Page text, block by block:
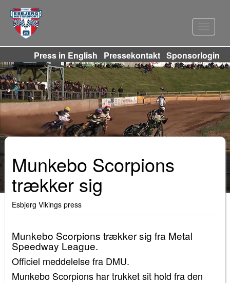
Sponsorlogin
Pressekontakt
Press in English
Munkebo Scorpions
trækker sig
Esbjerg Vikings press
Munkebo Scorpions trækker sig fra Metal
Speedway League.
Officiel meddelelse fra DMU.
Munkebo Scorpions har trukket sit hold fra den